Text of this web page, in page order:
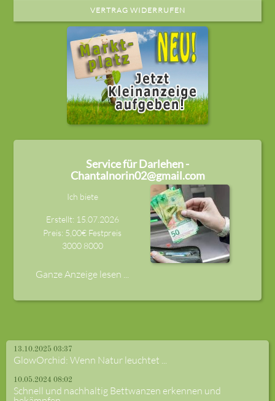
VERTRAG WIDERRUFEN
Service für Darlehen -
Chantalnorin02@gmail.com
Ich biete
Erstellt: 15.07.2026
Preis: 5,00€ Festpreis
3000 8000
Ganze Anzeige lesen ...
13.10.2025 03:37
GlowOrchid: Wenn Natur leuchtet ...
10.05.2024 08:02
Schnell und nachhaltig Bettwanzen erkennen und